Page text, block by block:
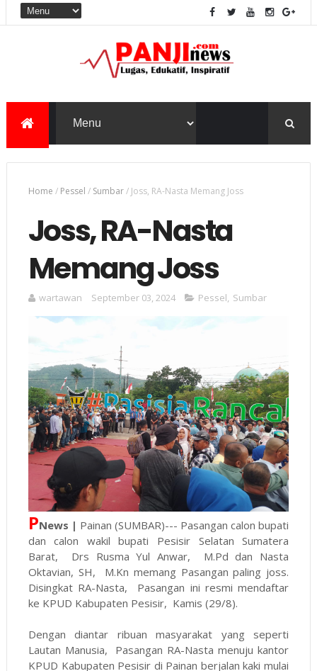
Home / Pessel / Sumbar/ Joss, RA-Nasta Memang Joss
Joss, RA-Nasta
Memang Joss
wartawan September 03, 2024 Pessel Sumbar
PNews | Painan (SUMBAR)--- Pasangan calon bupati
dan calon wakil bupati Pesisir Selatan Sumatera
Barat, Drs Rusma Yul Anwar, M.Pd dan Nasta
Oktavian, SH, M.Kn memang Pasangan paling joss.
Disingkat RA-Nasta, Pasangan ini resmi mendaftar
ke KPUD Kabupaten Pesisir, Kamis (29/8).
Dengan diantar ribuan masyarakat yang seperti
Lautan Manusia, Pasangan RA-Nasta menuju kantor
KPUD Kabupaten Pesisir di Painan berjalan kaki mulai